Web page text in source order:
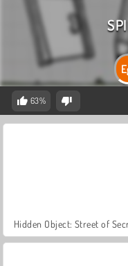
63%
Hidden Object: Street of